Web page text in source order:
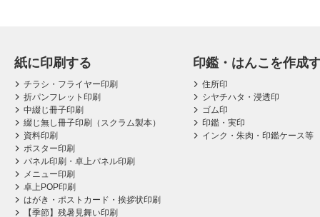
紙に印刷する
チラシ・フライヤー印刷
折パンフレット印刷
中綴じ冊子印刷
綴じ無し冊子印刷（スクラム製本）
資料印刷
ポスター印刷
パネル印刷・卓上パネル印刷
メニュー印刷
卓上POP印刷
はがき・ポストカード・挨拶状印刷
【季節】残暑見舞い印刷
印鑑・はんこを作成
住所印
シヤチハタ・浸透印
ゴム印
印鑑・実印
インク・朱肉・印鑑ケース等